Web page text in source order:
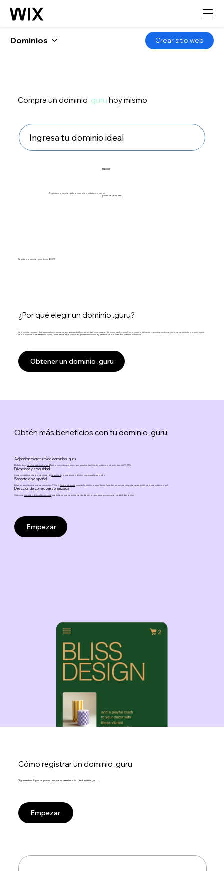
Dominios Crear sitio web
Compra un dominio .guru hoy mismo
Buscar
Registra un dominio gratis por un año contratando ciertos
planes de sitios web
Registra tu dominio .guru desde $30.95
¿Por qué elegir un dominio .guru?
Un dominio .guru es ideal para cualquier persona que quiera establecer autoridad en su campo. Ya seas coach, consultor o experto del sector, .guru te permite mostrar tu conocimiento y posicionarte
como un recurso de referencia. Es una forma memorable y única de generar credibilidad y destacar como líder de confianza en tu nicho.
Obtener un dominio .guru
Obtén más beneficios con tu dominio .guru
Alojamiento gratuito de dominios .guru
Disfruta de unhosting web multi‑cloud fluido y sin interrupciones, que garantiza fiabilidad y un tiempo de actividad del 99,99 %.
Privacidad y seguridad
Aprovecha el monitoreo continuo deseguridad y la protección de nivel empresarial para tu sitio.
Soporte en español
Estamos aquí siempre que nos necesites. Visita elCentro de ayuda para ver tutoriales o agenda una llamada con nuestros expertos para recibir soporte en tiempo real.
Dirección de correo personalizada
Obtén una dirección de email empresarial profesional que coincida con tu dominio .guru para generar mayor credibilidad online.
Empezar
Cómo registrar un dominio .guru
Sigue estos 4 pasos para comprar una extensión de dominio .guru
Empezar